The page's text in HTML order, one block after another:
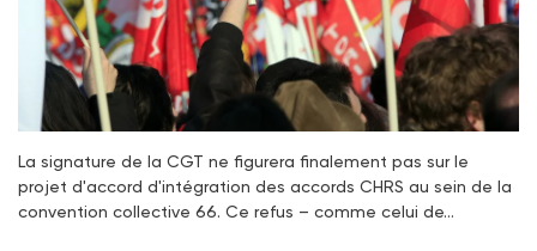
La signature de la CGT ne figurera finalement pas sur le
projet d'accord d'intégration des accords CHRS au sein de la
convention collective 66. Ce refus – comme celui de…